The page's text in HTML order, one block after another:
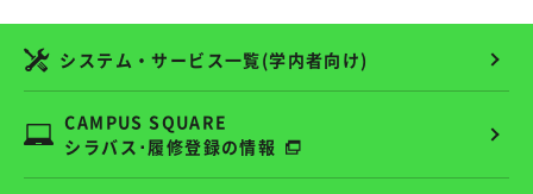
システム・サービス一覧(学内者向け)
CAMPUS SQUARE
シラバス･履修登録の情報